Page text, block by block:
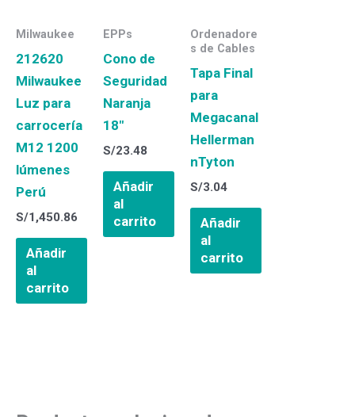
Milwaukee
212620
Milwaukee
Luz para
carrocería
M12 1200
lúmenes
Perú
S/1,450.86
Añadir
al
carrito
EPPs
Cono de
Seguridad
Naranja
18″
S/23.48
Añadir
al
carrito
Ordenadore
s de Cables
Tapa Final
para
Megacanal
Hellerman
nTyton
S/3.04
Añadir
al
carrito